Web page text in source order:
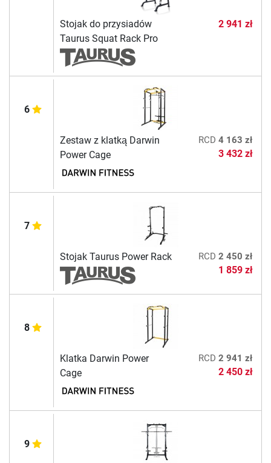
Stojak do przysiadów
Taurus Squat Rack Pro
2 941 zł
6
Zestaw z klatką Darwin
Power Cage
RCD 4 163 zł
3 432 zł
7
Stojak Taurus Power Rack RCD 2 450 zł
1 859 zł
8
Klatka Darwin Power
Cage
RCD 2 941 zł
2 450 zł
9